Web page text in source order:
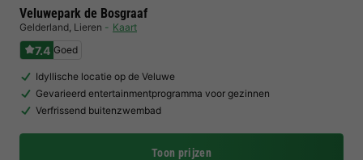
Veluwepark de Bosgraaf
Gelderland, Lieren Kaart
7.4 Goed
Idyllische locatie op de Veluwe
Gevarieerd entertainmentprogramma voor gezinnen
Verfrissend buitenzwembad
Toon prijzen